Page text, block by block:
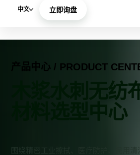
中文 立即询盘
产品中心 / PRODUCT
木浆水刺无纺
材料选型中心
围绕精密工业擦拭、医疗防护、民用